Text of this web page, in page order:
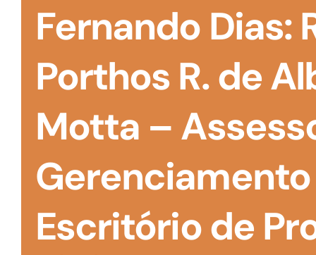
manutenção de estoques e despesas operacionais
Turismo
Fernando Dias:
Porthos R. de
Motta –
Gerenciamento
Escritório de